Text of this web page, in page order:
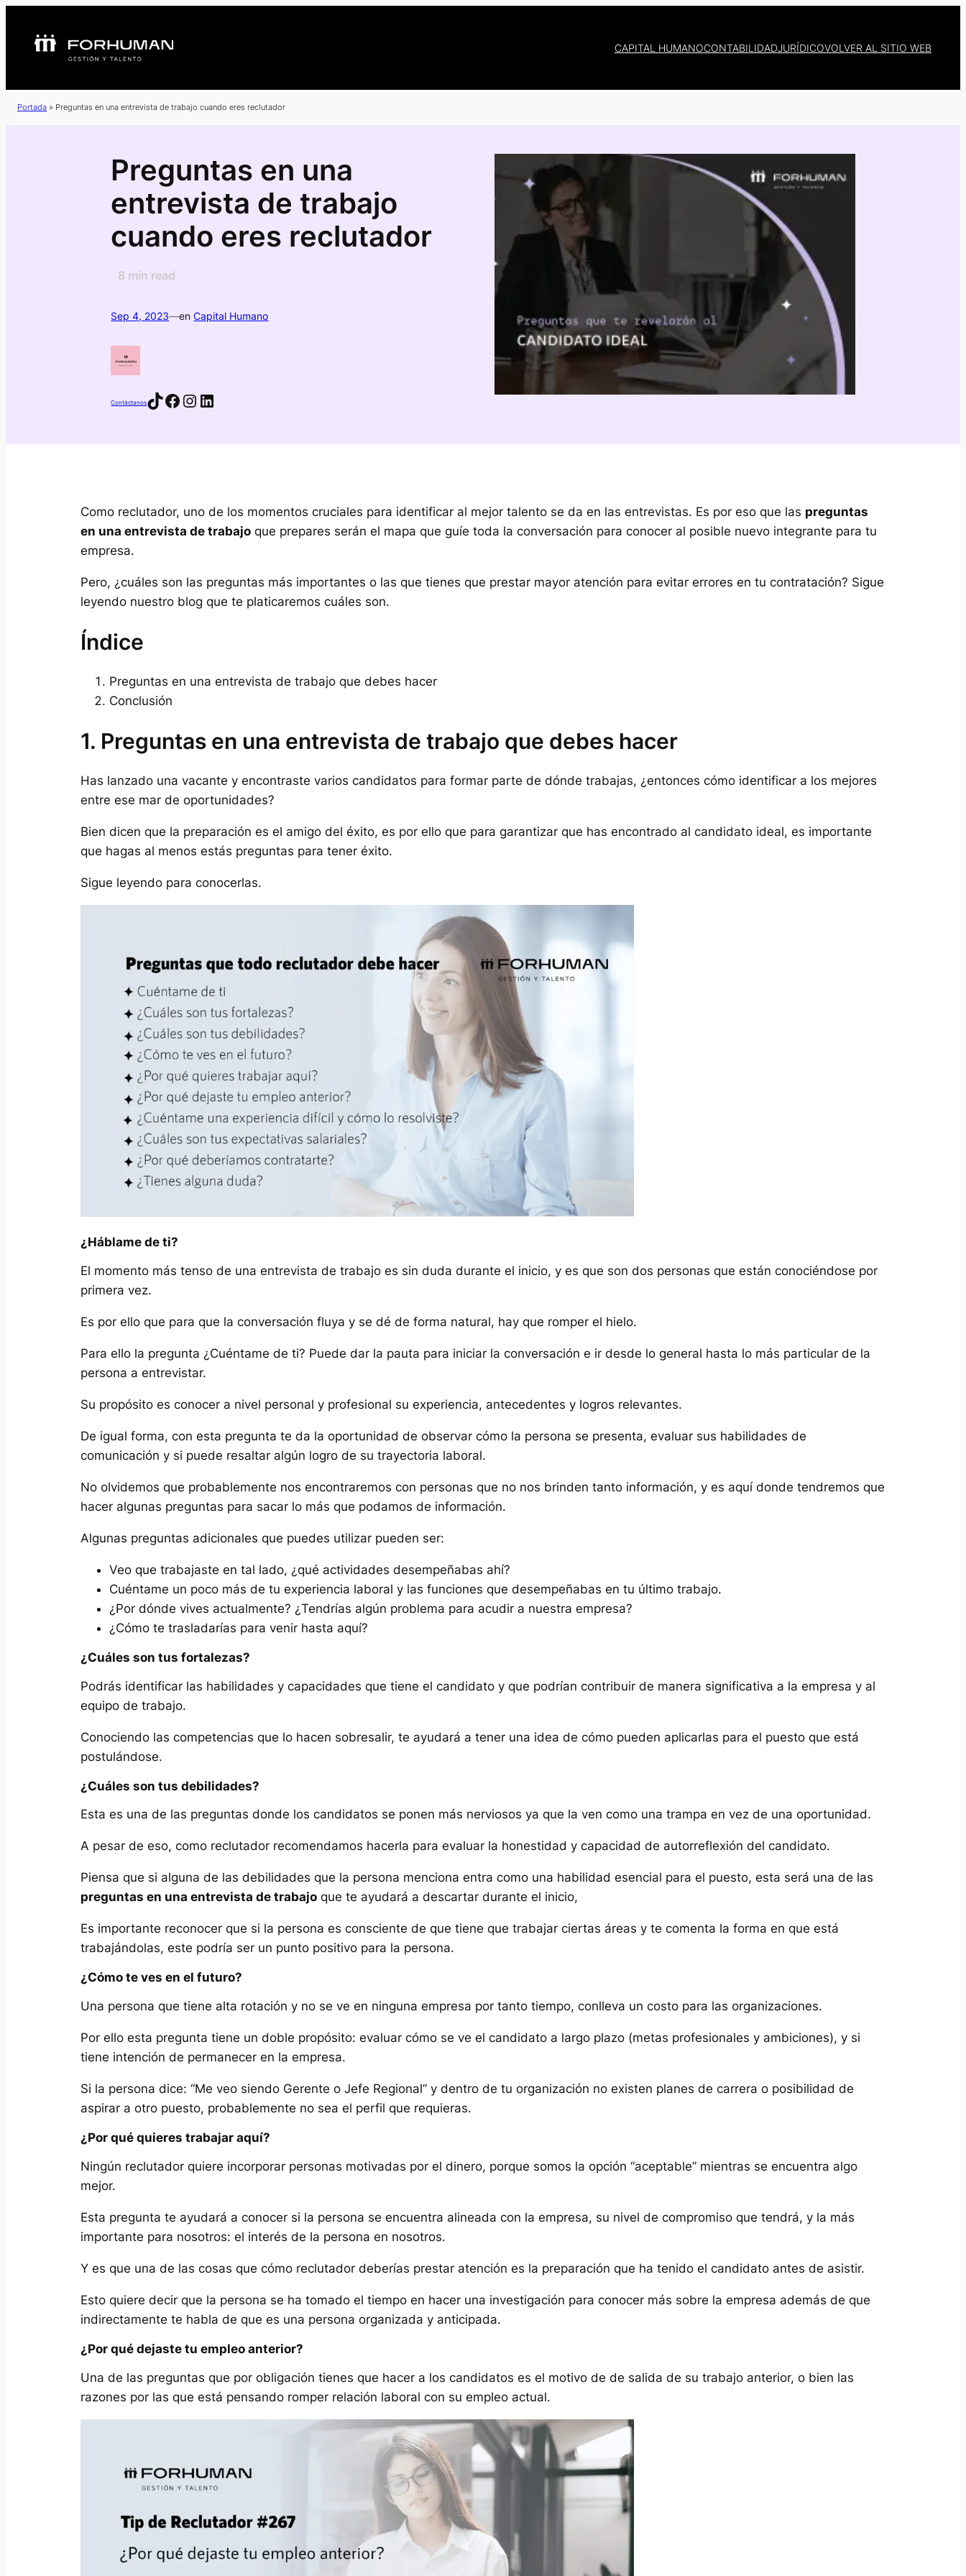
CAPITAL HUMANOCONTABILIDADJURÍDICOVOLVER AL SITIO WEB
Portada » Preguntas en una entrevista de trabajo cuando eres reclutador
Preguntas en una
entrevista de trabajo
cuando eres reclutador
8 min read
Sep 4, 2023—enCapital Humano
ContáctanosTikTok Facebook Instagram LinkedIn
Como reclutador, uno de los momentos cruciales para identificar al mejor talento se da en las entrevistas. Es por eso que las preguntas
en una entrevista de trabajo que prepares serán el mapa que guíe toda la conversación para conocer al posible nuevo integrante para tu
empresa.
Pero, ¿cuáles son las preguntas más importantes o las que tienes que prestar mayor atención para evitar errores en tu contratación? Sigue
leyendo nuestro blog que te platicaremos cuáles son.
Índice
Preguntas en una entrevista de trabajo que debes hacer
Conclusión
1. Preguntas en una entrevista de trabajo que debes hacer
Has lanzado una vacante y encontraste varios candidatos para formar parte de dónde trabajas, ¿entonces cómo identificar a los mejores
entre ese mar de oportunidades?
Bien dicen que la preparación es el amigo del éxito, es por ello que para garantizar que has encontrado al candidato ideal, es importante
que hagas al menos estás preguntas para tener éxito.
Sigue leyendo para conocerlas.
¿Háblame de ti?
El momento más tenso de una entrevista de trabajo es sin duda durante el inicio, y es que son dos personas que están conociéndose por
primera vez.
Es por ello que para que la conversación fluya y se dé de forma natural, hay que romper el hielo.
Para ello la pregunta ¿Cuéntame de ti? Puede dar la pauta para iniciar la conversación e ir desde lo general hasta lo más particular de la
persona a entrevistar.
Su propósito es conocer a nivel personal y profesional su experiencia, antecedentes y logros relevantes.
De igual forma, con esta pregunta te da la oportunidad de observar cómo la persona se presenta, evaluar sus habilidades de
comunicación y si puede resaltar algún logro de su trayectoria laboral.
No olvidemos que probablemente nos encontraremos con personas que no nos brinden tanto información, y es aquí donde tendremos que
hacer algunas preguntas para sacar lo más que podamos de información.
Algunas preguntas adicionales que puedes utilizar pueden ser:
Veo que trabajaste en tal lado, ¿qué actividades desempeñabas ahí?
Cuéntame un poco más de tu experiencia laboral y las funciones que desempeñabas en tu último trabajo.
¿Por dónde vives actualmente? ¿Tendrías algún problema para acudir a nuestra empresa?
¿Cómo te trasladarías para venir hasta aquí?
¿Cuáles son tus fortalezas?
Podrás identificar las habilidades y capacidades que tiene el candidato y que podrían contribuir de manera significativa a la empresa y al
equipo de trabajo.
Conociendo las competencias que lo hacen sobresalir, te ayudará a tener una idea de cómo pueden aplicarlas para el puesto que está
postulándose.
¿Cuáles son tus debilidades?
Esta es una de las preguntas donde los candidatos se ponen más nerviosos ya que la ven como una trampa en vez de una oportunidad.
A pesar de eso, como reclutador recomendamos hacerla para evaluar la honestidad y capacidad de autorreflexión del candidato.
Piensa que si alguna de las debilidades que la persona menciona entra como una habilidad esencial para el puesto, esta será una de las
preguntas en una entrevista de trabajo que te ayudará a descartar durante el inicio,
Es importante reconocer que si la persona es consciente de que tiene que trabajar ciertas áreas y te comenta la forma en que está
trabajándolas, este podría ser un punto positivo para la persona.
¿Cómo te ves en el futuro?
Una persona que tiene alta rotación y no se ve en ninguna empresa por tanto tiempo, conlleva un costo para las organizaciones.
Por ello esta pregunta tiene un doble propósito: evaluar cómo se ve el candidato a largo plazo (metas profesionales y ambiciones), y si
tiene intención de permanecer en la empresa.
Si la persona dice: “Me veo siendo Gerente o Jefe Regional” y dentro de tu organización no existen planes de carrera o posibilidad de
aspirar a otro puesto, probablemente no sea el perfil que requieras.
¿Por qué quieres trabajar aquí?
Ningún reclutador quiere incorporar personas motivadas por el dinero, porque somos la opción “aceptable” mientras se encuentra algo
mejor.
Esta pregunta te ayudará a conocer si la persona se encuentra alineada con la empresa, su nivel de compromiso que tendrá, y la más
importante para nosotros: el interés de la persona en nosotros.
Y es que una de las cosas que cómo reclutador deberías prestar atención es la preparación que ha tenido el candidato antes de asistir.
Esto quiere decir que la persona se ha tomado el tiempo en hacer una investigación para conocer más sobre la empresa además de que
indirectamente te habla de que es una persona organizada y anticipada.
¿Por qué dejaste tu empleo anterior?
Una de las preguntas que por obligación tienes que hacer a los candidatos es el motivo de de salida de su trabajo anterior, o bien las
razones por las que está pensando romper relación laboral con su empleo actual.